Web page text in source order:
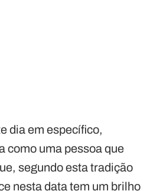
dia em específico,
como uma pessoa que
segundo esta tradição
nesta data tem um brilho